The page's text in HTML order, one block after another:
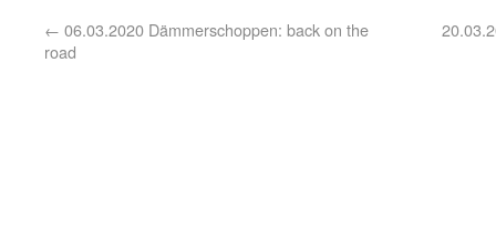
← 06.03.2020 Dämmerschoppen: back on the
road